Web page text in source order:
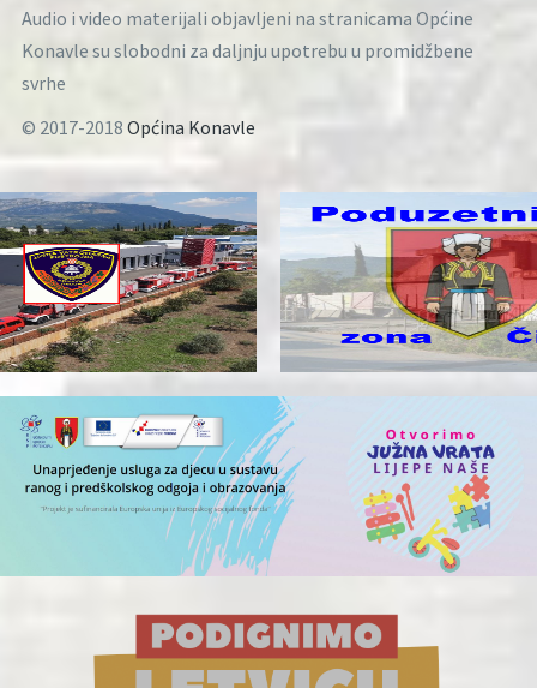
Audio i video materijali objavljeni na stranicama Općine
Konavle su slobodni za daljnju upotrebu u promidžbene
svrhe
© 2017-2018 Općina Konavle